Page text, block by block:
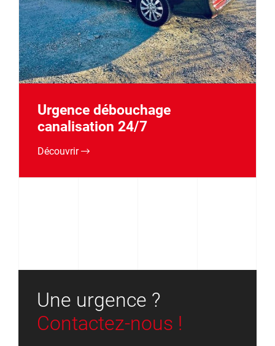
Urgence débouchage
canalisation 24/7
Découvrir
Une urgence ?
Contactez-nous !